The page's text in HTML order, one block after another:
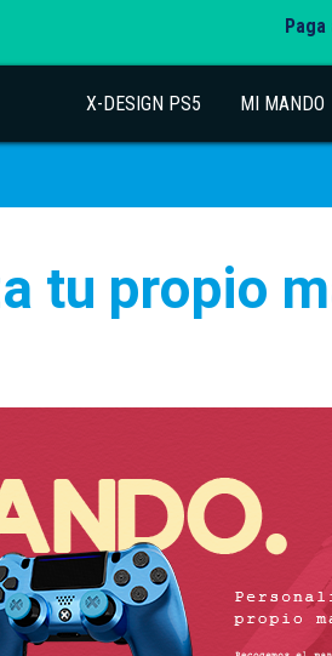
Paga
X-DESIGN PS5 MI MANDO
tu propio